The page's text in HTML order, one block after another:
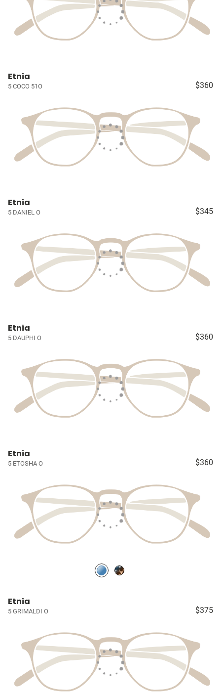
Etnia
5 COCO 51O $360
Etnia
5 DANIEL O $345
Etnia
5 DAUPHI O $360
Etnia
5 ETOSHA O $360
Etnia
5 GRIMALDI O $375